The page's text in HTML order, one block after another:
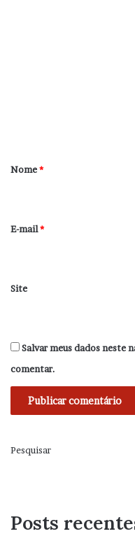
r
*
Nome*
E-mail*
Site
Salvar meus dados neste
comentar.
Pesquisar
Posts